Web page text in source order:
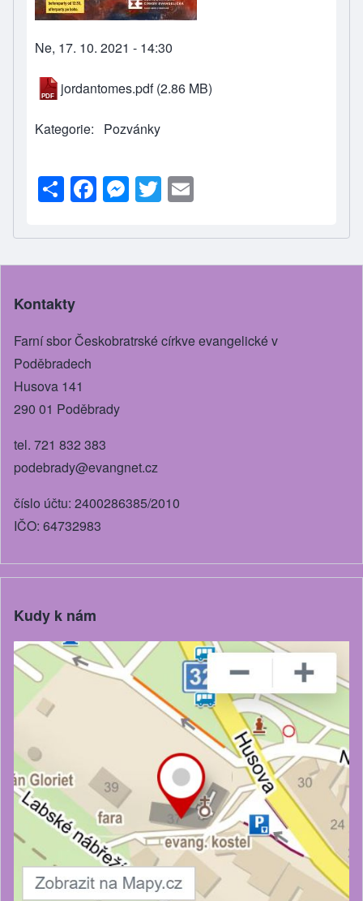
Ne, 17. 10. 2021 - 14:30
jordantomes.pdf (2.86 MB)
Kategorie Pozvánky
S
h
ar
e
F
a
c
e
o
M
e
ss
e
er
T
wi
tt
er
ail
Kontakty
Farní sbor Českobratrské církve evangelické v
Poděbradech
Husova 141
290 01 Poděbrady
tel. 721 832 383
podebrady@evangnet.cz
číslo účtu: 2400286385/2010
IČO: 64732983
Kudy k nám